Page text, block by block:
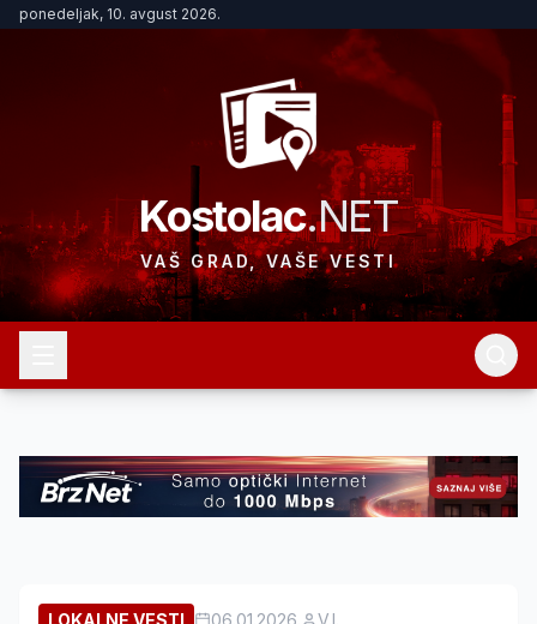
ponedeljak, 10. avgust 2026.
Kostolac.NET
VAŠ GRAD, VAŠE VESTI